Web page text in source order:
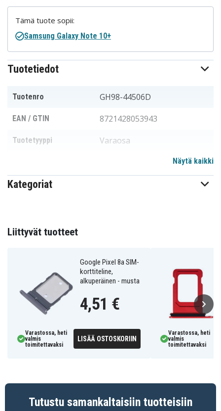
Tuotetiedot
Tuotenro GH98-44506D
EAN / GTIN 8721428053943
Tuotetyyppi Varaosa
Näytä kaikki
Kategoriat
Tämä tuote sopii:
Samsung Galaxy Note 10+
Liittyvät tuotteet
Google Pixel 8a SIM-
korttiteline,
alkuperäinen - musta
4,51 €
Varastossa, heti
valmis
toimitettavaksi
LISÄÄ OSTOSKORIIN
Varastossa, heti
valmis
toimitettavaksi
Tutustu samankaltaisiin tuotteisiin